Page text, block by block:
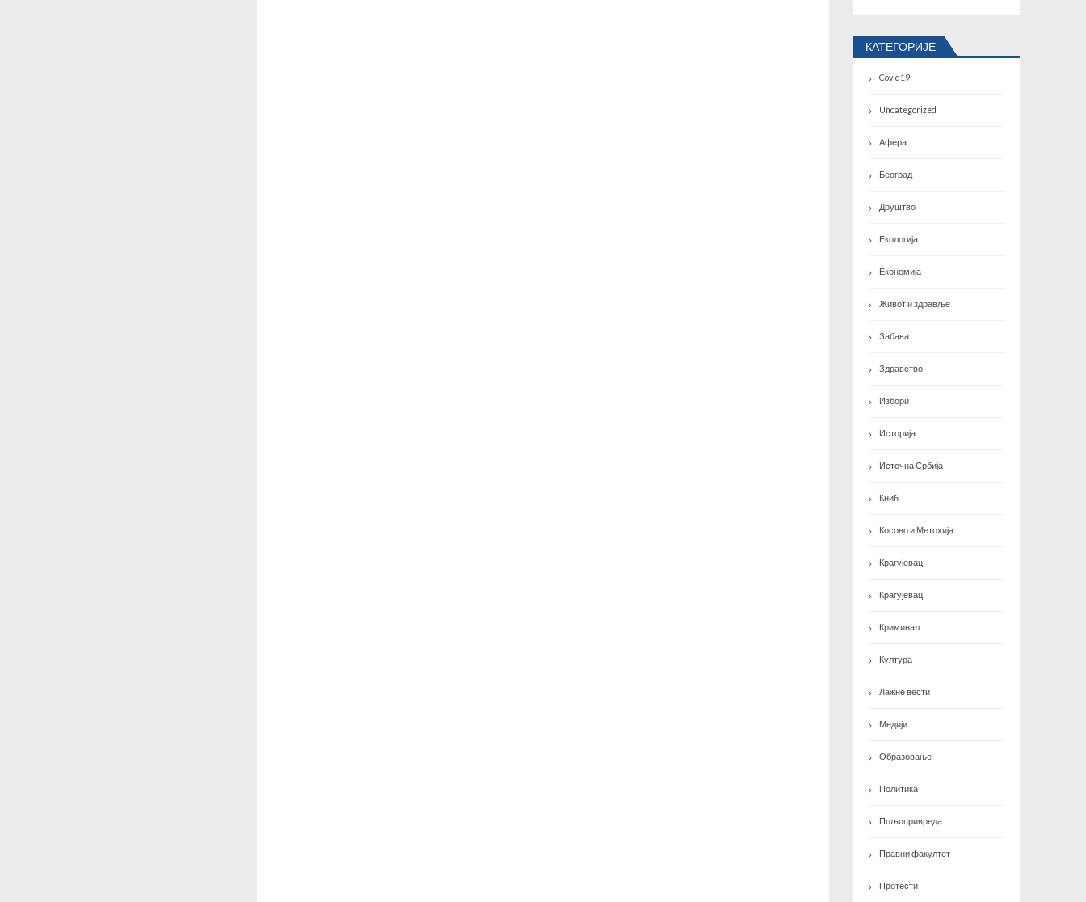
КАТЕГОРИЈЕ
Covid19
Uncategorized
Афера
Београд
Друштво
Екологија
Економија
Живот и здравље
Забава
Здравство
Избори
Историја
Источна Србија
Кнић
Косово и Метохија
Крагујевац
Крагујевац
Криминал
Култура
Лажне вести
Медији
Образовање
Политика
Пољопривреда
Правни факултет
Протести